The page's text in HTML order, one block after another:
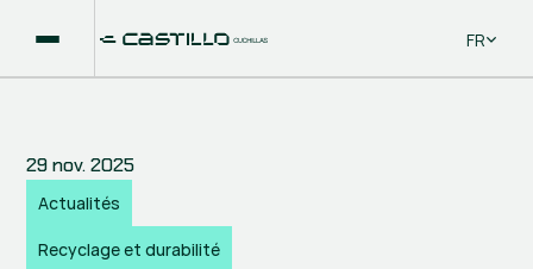
Select
FR
29 nov. 2025
Actualités
Recyclage et durabilité